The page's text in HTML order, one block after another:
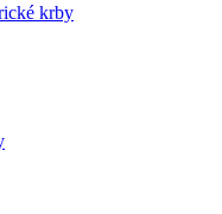
krby